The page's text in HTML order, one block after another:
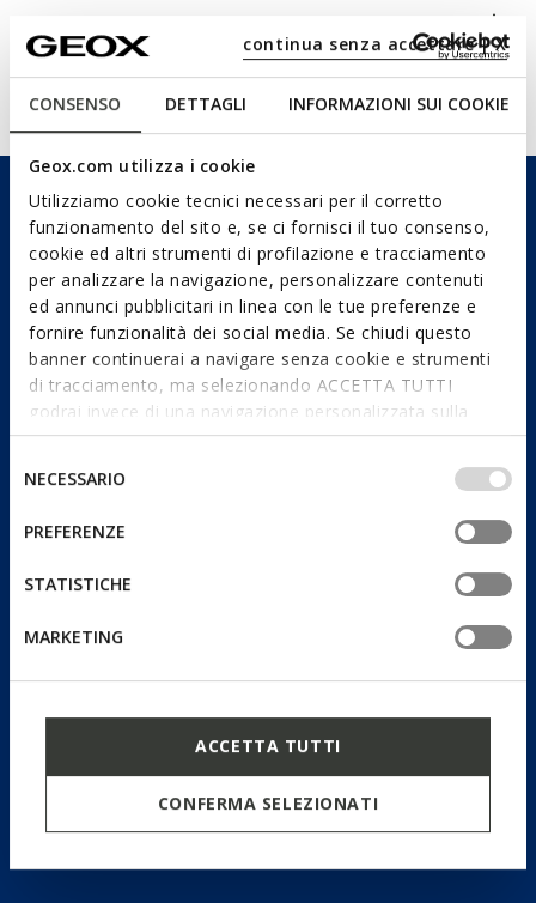
CONSENSO DETTAGLI INFORMAZIONI SUI COOKIE
Geox.com utilizza i cookie
Utilizziamo cookie tecnici necessari per il corretto
funzionamento del sito e, se ci fornisci il tuo consenso,
cookie ed altri strumenti di profilazione e tracciamento
per analizzare la navigazione, personalizzare contenuti
ed annunci pubblicitari in linea con le tue preferenze e
fornire funzionalità dei social media. Se chiudi questo
banner continuerai a navigare senza cookie e strumenti
di tracciamento, ma selezionando ACCETTA TUTTI
godrai invece di una navigazione personalizzata sulla
base dei tuoi gusti ed interessi. Selezionando
IMPOSTAZIONI potrai anche scegliere quali cookies ed
altri strumenti di tracciamento autorizzare. Per maggiori
informazioni o per modificare in qualsiasi momento le
tue impostazioni, visita la nostra
consenso
NECESSARIO
PREFERENZE
STATISTICHE
MARKETING
ACCETTA TUTTI
CONFERMA SELEZIONATI
continua senza accettare | X
Technologies